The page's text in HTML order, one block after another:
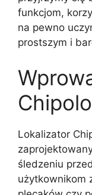
funkcjom,
na pewno
prostszym i
Lokalizator
śledzeniu
użytkownikom